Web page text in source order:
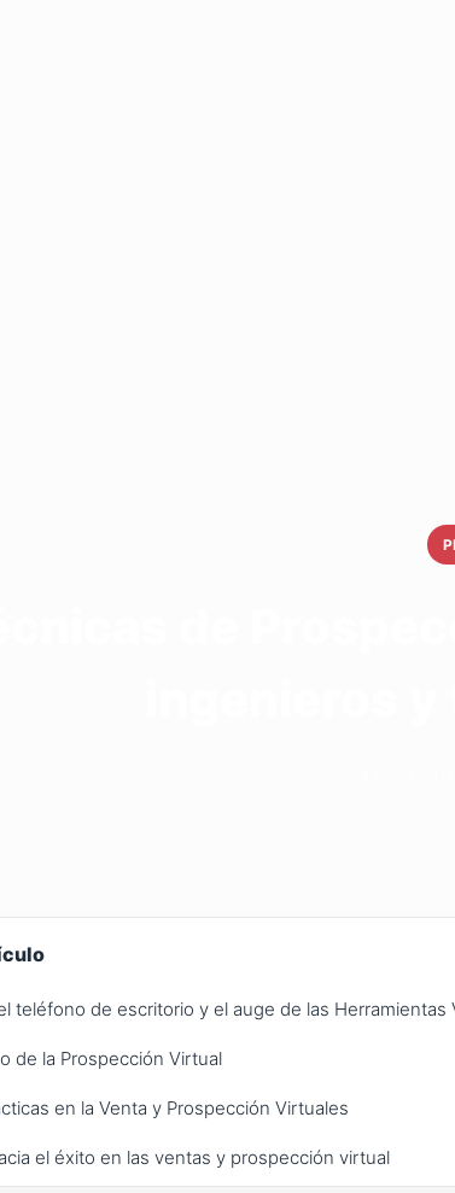
teléfono de escritorio y el auge de las Herramientas
de la Prospección Virtual
en la Venta y Prospección Virtuales
el éxito en las ventas y prospección virtual